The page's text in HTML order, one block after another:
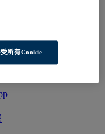
所有Cookie